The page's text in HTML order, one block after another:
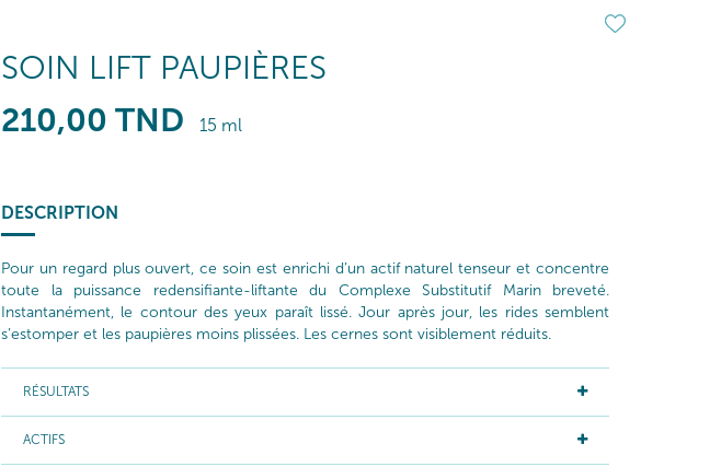
SOIN LIFT PAUPIÈRES
210,00 TND 15 ml
DESCRIPTION
Pour un regard plus ouvert, ce soin est enrichi d’un actif naturel tenseur et concentre
toute la puissance redensifiante-liftante du Complexe Substitutif Marin breveté.
Instantanément, le contour des yeux paraît lissé. Jour après jour, les rides semblent
s’estomper et les paupières moins plissées. Les cernes sont visiblement réduits.
RÉSULTATS
ACTIFS